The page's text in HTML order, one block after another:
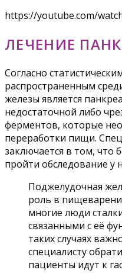
https://youtube.com/
ЛЕЧЕНИЕ
Согласно
распространенным
железы является
недостаточной либо
ферментов, которые
переработки пищи.
заключается в том, что
пройти обследование у
Поджелудочная
роль в
многие люди
связанными с её
таких случаях
специалисту
пациенты идут к